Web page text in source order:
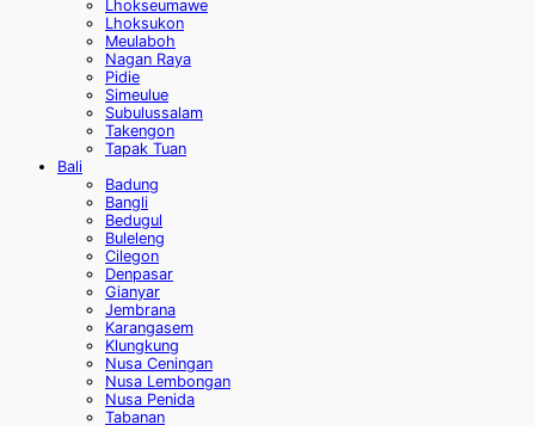
Lhokseumawe
Lhoksukon
Meulaboh
Nagan Raya
Pidie
Simeulue
Subulussalam
Takengon
Tapak Tuan
Bali
Badung
Bangli
Bedugul
Buleleng
Cilegon
Denpasar
Gianyar
Jembrana
Karangasem
Klungkung
Nusa Ceningan
Nusa Lembongan
Nusa Penida
Tabanan